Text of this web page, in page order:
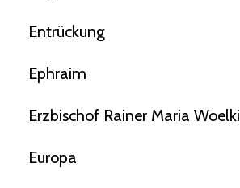
Entrückung
Ephraim
Erzbischof Rainer Maria Woelki
Europa